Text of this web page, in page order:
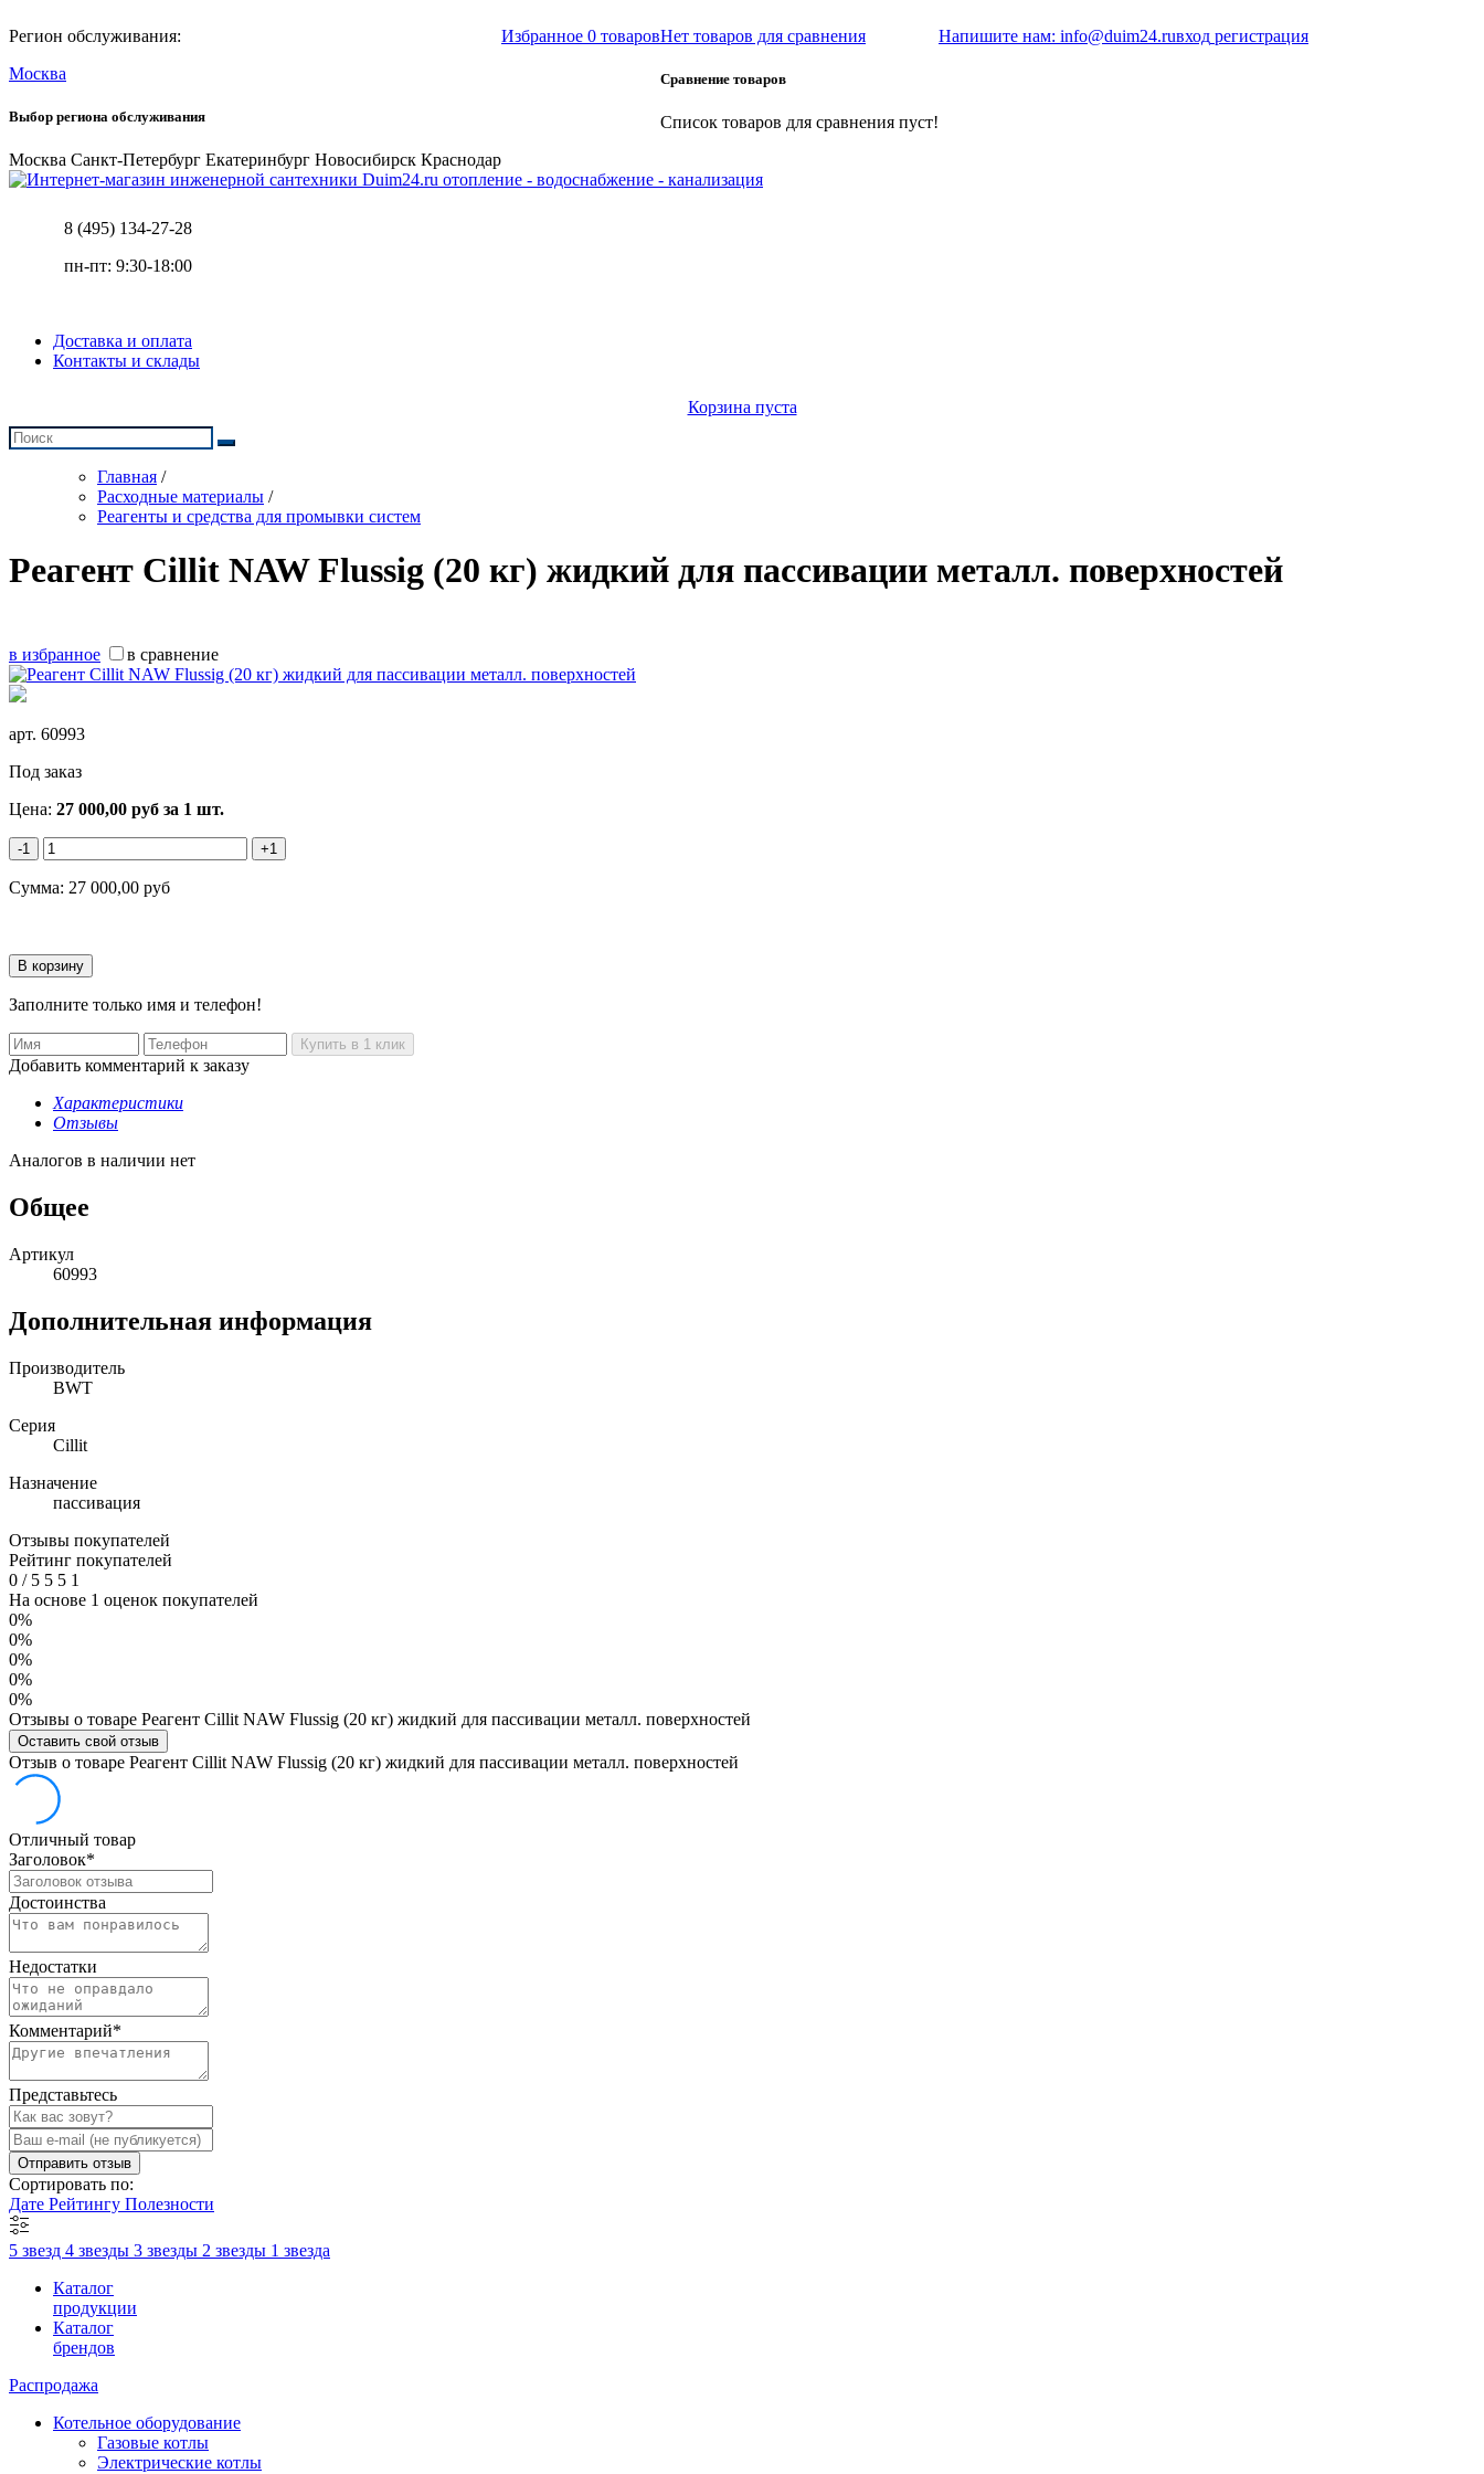
Регион обслуживания:
Москва
Выбор региона обслуживания
Москва Санкт-Петербург Екатеринбург Новосибирск Краснодар
Избранное 0 товаровНет товаров для сравнения
Сравнение товаров
Список товаров для сравнения пуст!
Напишите нам: info@duim24.ruвход регистрация
отопление - водоснабжение - канализация
8 (495) 134-27-28
пн-пт: 9:30-18:00
Доставка и оплата
Контакты и склады
Корзина пуста
Главная /
Расходные материалы /
Реагенты и средства для промывки систем
Реагент Cillit NAW Flussig (20 кг) жидкий для пассивации металл. поверхностей
в избранное в сравнение
арт. 60993
Под заказ
Цена: 27 000,00 руб за 1 шт.
-1 +1
Сумма: 27 000,00 руб
Заполните только имя и телефон!
Добавить комментарий к заказу
Характеристики
Отзывы
Аналогов в наличии нет
Общее
Артикул
60993
Дополнительная информация
Производитель
BWT
Серия
Cillit
Назначение
пассивация
Отзывы покупателей
Рейтинг покупателей
0 /5 5 5 1
На основе 1 оценок покупателей
0%
0%
0%
0%
0%
Отзывы о товаре Реагент Cillit NAW Flussig (20 кг) жидкий для пассивации металл. поверхностей
Оставить свой отзыв
Отзыв о товаре Реагент Cillit NAW Flussig (20 кг) жидкий для пассивации металл. поверхностей
Отличный товар
Заголовок*
Достоинства
Недостатки
Комментарий*
Представьтесь
Отправить отзыв
Сортировать по:
Дате Рейтингу Полезности
5 звезд 4 звезды 3 звезды 2 звезды 1 звезда
Каталог
продукции
Каталог
брендов
Распродажа
Котельное оборудование
Газовые котлы
Электрические котлы